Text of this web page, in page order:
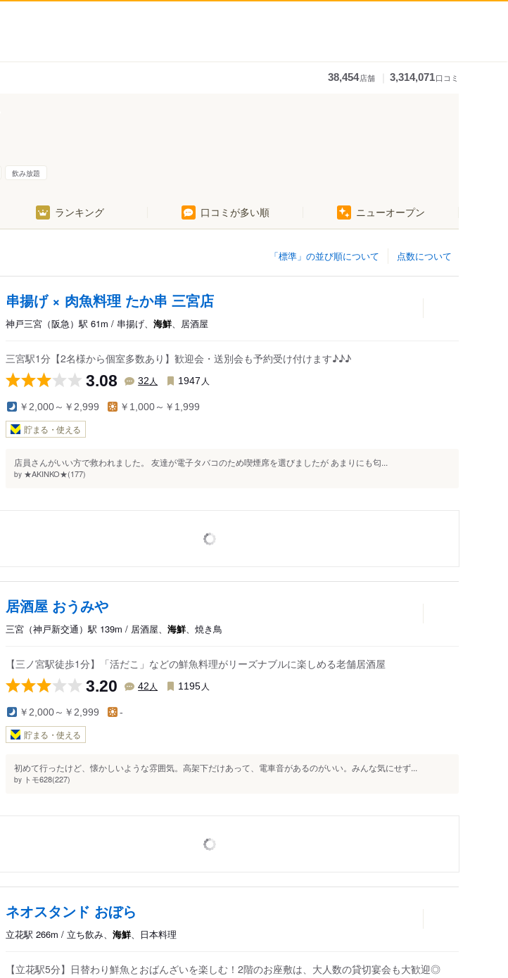
38,454店舗 3,314,071口コミ
飲み放題
ランキング 口コミが多い順 ニューオープン
点数について
「標準」の並び順について
串揚げ × 肉魚料理 たか串 三宮店
神戸三宮（阪急）駅 61m / 串揚げ、 海鮮、居酒屋
三宮駅1分【2名様から個室多数あり】歓迎会・送別会も予約受け付けます♪♪♪
3.08 32 人 1947 人
￥2,000～￥2,999 ￥1,000～￥1,999
貯まる・使える
店員さんがいい方で救われました。 友達が電子タバコのため喫煙席を選びましたが あまりにも匂...
by ★AKINKO★(177)
居酒屋 おうみや
三宮（神戸新交通）駅 139m / 居酒屋、 海鮮、焼き鳥
【三ノ宮駅徒歩1分】「活だこ」などの鮮魚料理がリーズナブルに楽しめる老舗居酒屋
3.20 42 人 1195 人
￥2,000～￥2,999 -
貯まる・使える
初めて行ったけど、懐かしいような雰囲気。高架下だけあって、電車音があるのがいい。みんな気にせず...
by トモ628(227)
ネオスタンド おぼら
立花駅 266m / 立ち飲み、 海鮮、日本料理
【立花駅5分】日替わり鮮魚とおばんざいを楽しむ！2階のお座敷は、大人数の貸切宴会も大歓迎◎